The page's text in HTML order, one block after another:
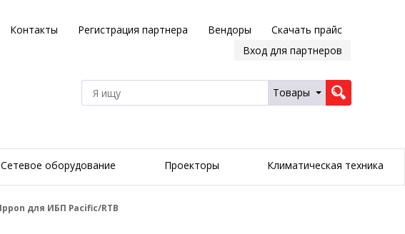
Контакты Регистрация партнера Вендоры
Скачать прайс
Вход для партнеров
Товары
Сетевое оборудование Проекторы Климатическая техника
для ИБП Pacific/RTB